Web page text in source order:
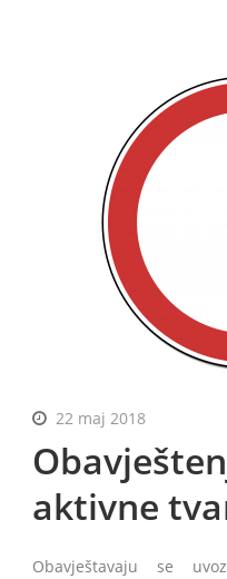
22 maj 2018
aktivne
Obavještavaju se